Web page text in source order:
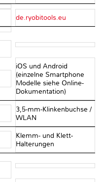
de.ryobitools.eu
iOS und Android
(einzelne Smartphone
Modelle siehe Online-
Dokumentation)
3,5-mm-Klinkenbuchse /
WLAN
Klemm- und Klett-
Halterungen